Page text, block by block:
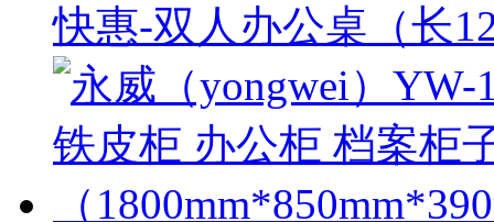
快惠-双人办公桌（长